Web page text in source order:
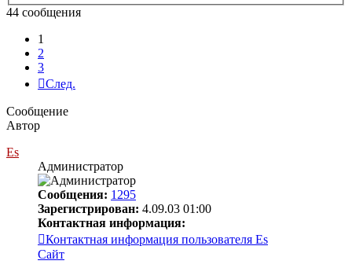
44 сообщения
1
2
3
След.
Сообщение
Автор
Es
Администратор
Сообщения: 1295
Зарегистрирован: 4.09.03 01:00
Контактная информация:
Контактная информация пользователя Es
Сайт